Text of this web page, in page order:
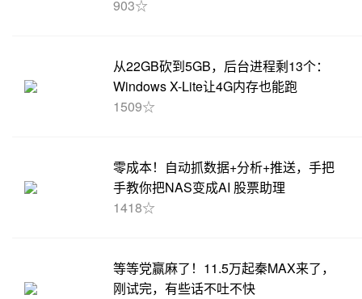
903☆
从22GB砍到5GB，后台进程剩13个：
Windows X-Lite让4G内存也能跑
1509☆
零成本！自动抓数据+分析+推送，手把
手教你把NAS变成AI 股票助理
1418☆
等等党赢麻了！11.5万起秦MAX来了，
刚试完，有些话不吐不快